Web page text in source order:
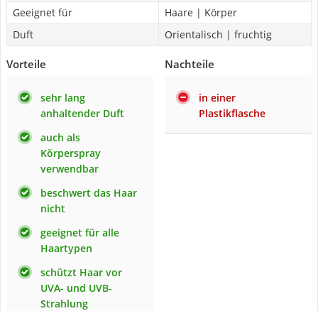
Geeignet für
Haare | Körper
Duft
Orientalisch | fruchtig
Vorteile
sehr lang
anhaltender Duft
auch als
Körperspray
verwendbar
beschwert das Haar
nicht
geeignet für alle
Haartypen
schützt Haar vor
UVA- und UVB-
Strahlung
Nachteile
in einer
Plastikflasche